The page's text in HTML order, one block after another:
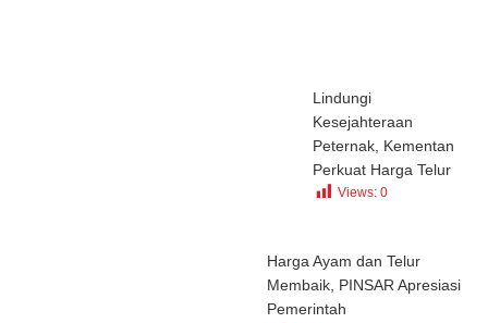
Lindungi
Kesejahteraan
Peternak, Kementan
Perkuat Harga Telur
Views: 0
Harga Ayam dan Telur
Membaik, PINSAR Apresiasi
Pemerintah